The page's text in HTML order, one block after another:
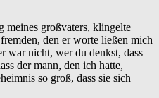
meines großvaters, klingelte
den er worte ließen mich
war nicht, wer du denkst, dass
der mann, den ich hatte,
so groß, dass sie sich